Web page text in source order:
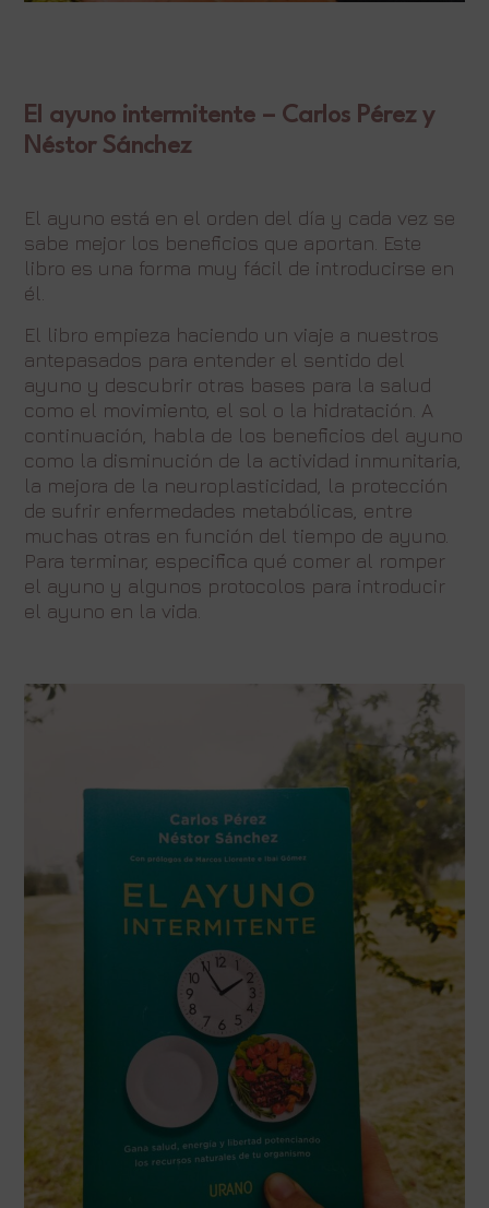
El ayuno intermitente – Carlos Pérez y
Néstor Sánchez
El ayuno está en el orden del día y cada vez se
sabe mejor los beneficios que aportan. Este
libro es una forma muy fácil de introducirse en
él.
El libro empieza haciendo un viaje a nuestros
antepasados para entender el sentido del
ayuno y descubrir otras bases para la salud
como el movimiento, el sol o la hidratación. A
continuación, habla de los beneficios del ayuno
como la disminución de la actividad inmunitaria,
la mejora de la neuroplasticidad, la protección
de sufrir enfermedades metabólicas, entre
muchas otras en función del tiempo de ayuno.
Para terminar, especifica qué comer al romper
el ayuno y algunos protocolos para introducir
el ayuno en la vida.